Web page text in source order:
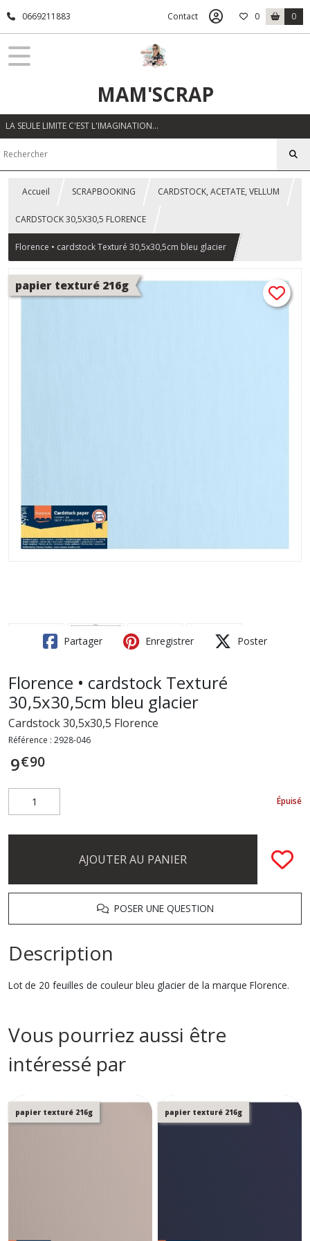
0669211883 Contact 0 0
MAM'SCRAP
LA SEULE LIMITE C'EST L'IMAGINATION…
Accueil SCRAPBOOKING CARDSTOCK, ACETATE, VELLUM
CARDSTOCK 30,5X30,5 FLORENCE
Florence • cardstock Texturé 30,5x30,5cm bleu glacier
papier texturé 216g
Partager Enregistrer Poster
Florence • cardstock Texturé
30,5x30,5cm bleu glacier
Cardstock 30,5x30,5 Florence
Référence : 2928-046
9€90
Épuisé
AJOUTER AU PANIER
POSER UNE QUESTION
Description
Lot de 20 feuilles de couleur bleu glacier de la marque Florence.
Vous pourriez aussi être
intéressé par
papier texturé 216g papier texturé 216g